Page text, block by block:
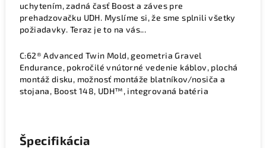
uchytením, zadná časť Boost a záves pre
prehadzovačku UDH. Myslíme si, že sme splnili všetky
požiadavky. Teraz je to na vás...
C:62® Advanced Twin Mold, geometria Gravel
Endurance, pokročilé vnútorné vedenie káblov, plochá
montáž disku, možnosť montáže blatníkov/nosiča a
stojana, Boost 148, UDH™, integrovaná batéria
Špecifikácia